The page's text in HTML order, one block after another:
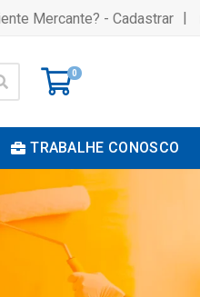
Mercante? - Cadastrar |
0
TRABALHE CONOSCO